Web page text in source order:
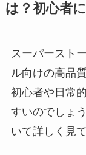
は？初心者
スーパースト
ル向けの高品
初心者や日常
すいのでしょ
いて詳しく見